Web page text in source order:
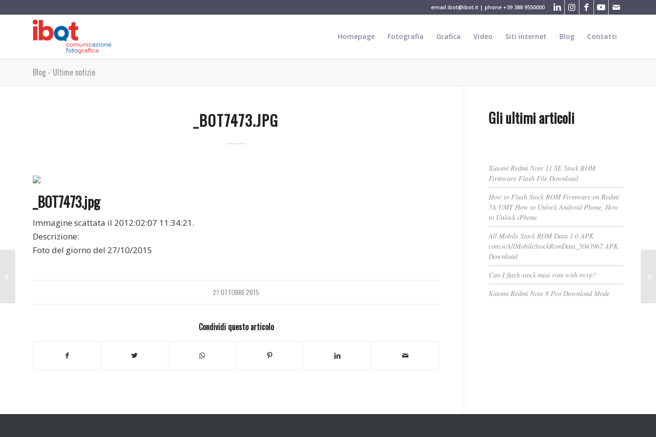
email ibot@ibot.it | phone +39 388 9550000
Homepage Fotografia Grafica Video Siti internet Blog Contatti
Blog - Ultime notizie
_BOT7473.JPG
_BOT7473.jpg
Immagine scattata il 2012:02:07 11:34:21.
Descrizione:
Foto del giorno del 27/10/2015
27 OTTOBRE 2015
Condividi questo articolo
Gli ultimi articoli
Xiaomi Redmi Note 11 SE Stock ROM
Firmware Flash File Download
How to Flash Stock ROM Firmware on Redmi
7A UMT How to Unlock Android Phone, How
to Unlock iPhone
All Mobile Stock ROM Data 1 0 APK
com.wAllMobileStockRomData_5043967 APK
Download
Can I flash stock miui rom with twrp?
Xiaomi Redmi Note 8 Pro Download Mode